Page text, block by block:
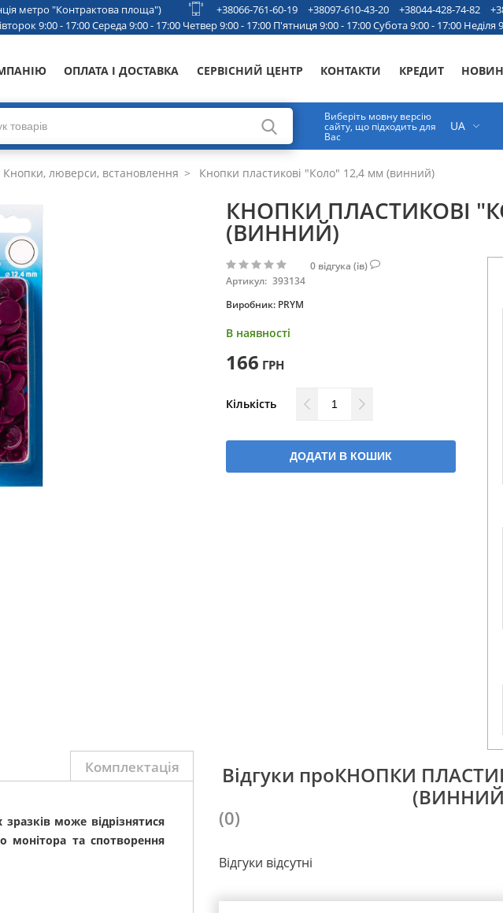
метро "Контрактова площа") +38066-761-60-19 +38097-610-43-20 +38044-428-74-82
9:00 - 17:00 Середа 9:00 - 17:00 Четвер 9:00 - 17:00 П'ятниця 9:00 - 17:00 Субота 9:00 - 17:00 Неділя
ОПЛАТА І ДОСТАВКА СЕРВІСНИЙ ЦЕНТР КОНТАКТИ КРЕДИТ
Виберіть мовну версію
сайту, що підходить для
Вас
UA
Кнопки, люверси, встановлення Кнопки пластикові "Коло" 12,4 мм (винний)
КНОПКИ ПЛАСТИКОВІ
(ВИННИЙ)
0 відгука (ів)
Артикул: 393134
Виробник: PRYM
В наявності
166 ГРН
Кількість
ДОДАТИ В КОШИК
Комплектація
може відрізнятися
монітора та спотворення
Відгуки проКНОПКИ
(0)
Відгуки відсутні